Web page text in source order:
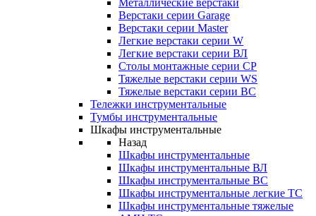
Металлические верстаки
Верстаки серии Garage
Верстаки серии Master
Легкие верстаки серии W
Легкие верстаки серии ВЛ
Столы монтажные серии СР
Тяжелые верстаки серии WS
Тяжелые верстаки серии ВС
Тележки инструментальные
Тумбы инструментальные
Шкафы инструментальные
Назад
Шкафы инструментальные
Шкафы инструментальные ВЛ
Шкафы инструментальные ВС
Шкафы инструментальные легкие ТС
Шкафы инструментальные тяжелые